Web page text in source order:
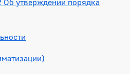
Об утверждении порядка